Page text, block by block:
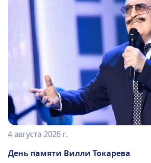
4 августа 2026 г.
День памяти Вилли Токарева